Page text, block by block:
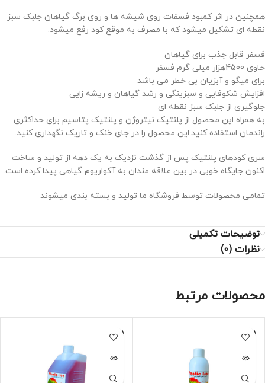
همچنین در اثر کمبود فسفات روی شیشه ها و روی برگ گیاهان جلبک سبز
نقطه ای تشکیل میشود که با مصرف به موقع کود رفع میشود.
فسفر قابل جذب برای گیاهان
حاوی 4500هزار میلی گرم فسفر
برای میگو و آبزیان بی خطر می باشد
افزایش شکوفایی و سبزینگی و رشد گیاهان و ریشه زایی
جلوگیری از جلبک سبز نقطه ای
به همراه این محصول از پلنتیک نیتروژن و پلنتیک پتاسیم برای حداکثری
راندمان استفاده کنید.این محصول را در جای خنک و تاریک نگهداری کنید.
سری کودهای پلنتیک پس از گذشت نزدیک به یک دهه از تولید و ساخت
اکنون جایگاه خوبی در بین علاقه مندان به آکواریوم گیاهی پیدا کرده است.
تمامی محصولات توسط فروشگاه ما تولید و بسته بندی میشوند
توضیحات تکمیلی
نظرات (0)
محصولات مرتبط
فروخته
شده
فروخته
شده